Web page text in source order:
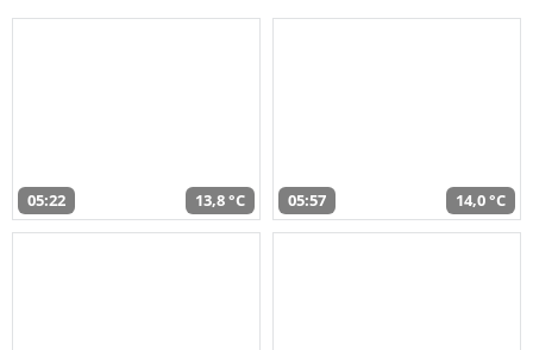
05:22 13,8 °C 05:57 14,0 °C